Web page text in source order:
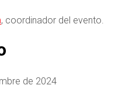
, coordinador del evento.
de 2024